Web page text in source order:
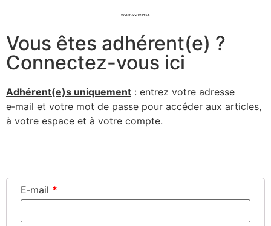
Vous êtes adhérent(e) ?
Connectez-vous ici
Adhérent(e)s uni­que­ment : entrez votre adresse
e‑mail et votre mot de passe pour accé­der aux articles,
à votre espace et à votre compte.
E‑mail *